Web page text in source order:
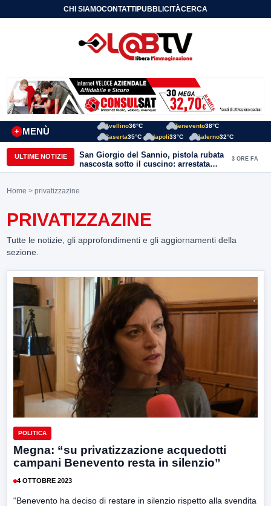
CHI SIAMOCONTATTIPUBBLICITÀCERCA
MENÙ
+
Avellino36°C Benevento38°C
Caserta35°C Napoli33°C Salerno32°C
ULTIME NOTIZIE
San Giorgio del Sannio, pistola rubata
nascosta sotto il cuscino: arrestata
51enne
3 ORE FA
Home > privatizzazine
PRIVATIZZAZINE
Tutte le notizie, gli approfondimenti e gli aggiornamenti della
sezione.
POLITICA
Megna: “su privatizzazione acquedotti
campani Benevento resta in silenzio”
4 OTTOBRE 2023
“Benevento ha deciso di restare in silenzio rispetto alla svendita